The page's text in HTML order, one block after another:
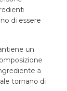
di essere
un
a
tornano di